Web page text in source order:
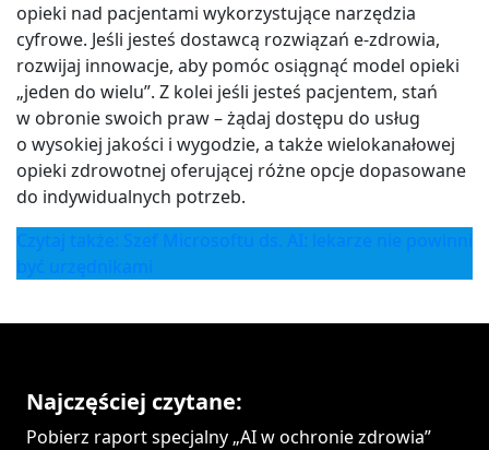
opieki nad pacjentami wykorzystujące narzędzia
cyfrowe. Jeśli jesteś dostawcą rozwiązań e-zdrowia,
rozwijaj innowacje, aby pomóc osiągnąć model opieki
„jeden do wielu”. Z kolei jeśli jesteś pacjentem, stań
w obronie swoich praw – żądaj dostępu do usług
o wysokiej jakości i wygodzie, a także wielokanałowej
opieki zdrowotnej oferującej różne opcje dopasowane
do indywidualnych potrzeb.
Czytaj także: Szef Microsoftu ds. AI: lekarze nie powinni
być urzędnikami
Najczęściej czytane:
Pobierz raport specjalny „AI w ochronie zdrowia”